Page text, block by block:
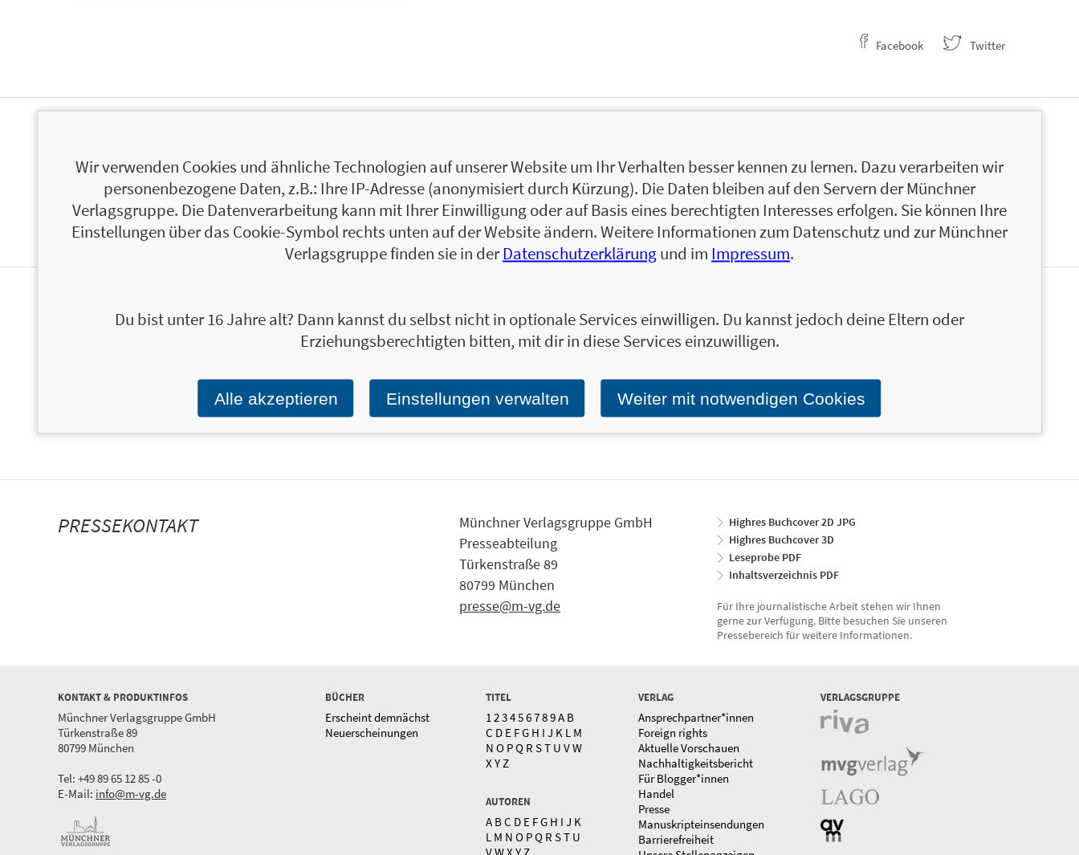
Facebook Twitter
Communitys mit über 1 Million Followern und steht für leckere, gesunde, schnelle und
kreative Low-Carb-Rezepte.
Zum Profil von Low-Carb-Rezept des Tages
PERSONALISIERTE
Wir halten Sie per E-Mail auf dem aktuellen Stand über das Programm der Münchner Verlagsgruppe.
Tragen Sie sich jetzt ein!
PRESSEKONTAKT
Münchner Verlagsgruppe GmbH
Presseabteilung
Türkenstraße 89
80799 München
presse@m-vg.de
Highres Buchcover 2D JPG
Highres Buchcover 3D
Leseprobe PDF
Inhaltsverzeichnis PDF
Für Ihre journalistische Arbeit stehen wir Ihnen
gerne zur Verfügung. Bitte besuchen Sie unseren
Pressebereich für weitere Informationen.
KONTAKT & PRODUKTINFOS
Münchner Verlagsgruppe GmbH
Türkenstraße 89
80799 München
Tel: +49 89 65 12 85 -0
E-Mail: info@m-vg.de
BÜCHER
Erscheint demnächst
Neuerscheinungen
TITEL
1 23456789A B
C D E FG H I J K L M
N O PQ R ST U VW
X Y Z
AUTOREN
A BC D E FG H I J K
L M N O PQ R ST U
VERLAG
Ansprechpartner*innen
Foreign rights
Aktuelle Vorschauen
Nachhaltigkeitsbericht
Für Blogger*innen
Handel
Presse
Manuskripteinsendungen
Barrierefreiheit
VERLAGSGRUPPE
Wir verwenden Cookies und ähnliche Technologien auf unserer Website um Ihr Verhalten besser kennen zu lernen. Dazu verarbeiten wir
personenbezogene Daten, z.B.: Ihre IP-Adresse (anonymisiert durch Kürzung). Die Daten bleiben auf den Servern der Münchner
Verlagsgruppe. Die Datenverarbeitung kann mit Ihrer Einwilligung oder auf Basis eines berechtigten Interesses erfolgen. Sie können Ihre
Einstellungen über das Cookie-Symbol rechts unten auf der Website ändern. Weitere Informationen zum Datenschutz und zur Münchner
Verlagsgruppe finden sie in derDatenschutzerklärungund im Impressum.
Du bist unter 16 Jahre alt? Dann kannst du selbst nicht in optionale Services einwilligen. Du kannst jedoch deine Eltern oder
Erziehungsberechtigten bitten, mit dir in diese Services einzuwilligen.
Alle akzeptieren Einstellungen verwalten Weiter mit notwendigen Cookies